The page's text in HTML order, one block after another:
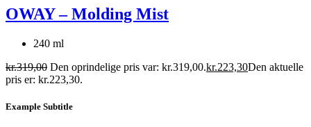
OWAY – Molding Mist
240 ml
kr.319,00 Den oprindelige pris var: kr.319,00.kr.223,30Den aktuelle
pris er: kr.223,30.
Example Subtitle